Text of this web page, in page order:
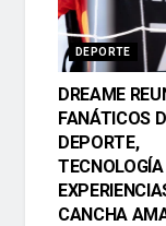
DEPORTE
DREAME
FANÁTICOS
DEPORTE,
CANCHA